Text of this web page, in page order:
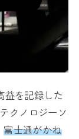
益を記録した
クノロジーソ
富士通がかね